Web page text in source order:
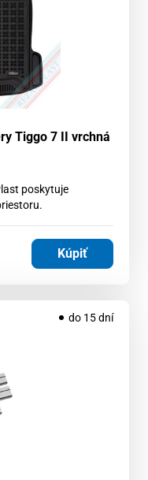
Tiggo 7 II vrchná
poskytuje
Kúpiť
do 15 dní